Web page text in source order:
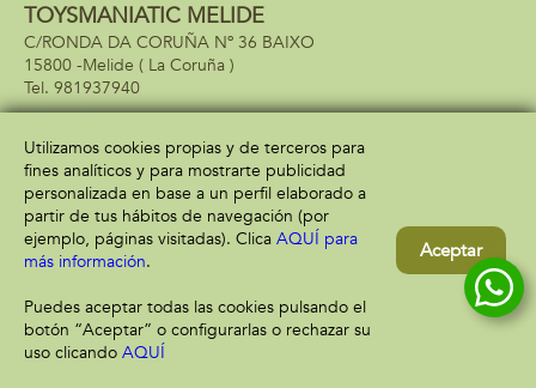
Filtrar
TOYSMANIATIC MELIDE
C/RONDA DA CORUÑA Nº 36 BAIXO
15800 -Melide ( La Coruña )
981937940
Información
Aviso legal
Política de privacidad
Política de cookies
Atención al cliente
Envío y devolución
Utilizamos cookies propias y de terceros para
fines analíticos y para mostrarte publicidad
personalizada en base a un perfil elaborado a
partir de tus hábitos de navegación (por
ejemplo, páginas visitadas). Clica AQUÍ para
más información.
Puedes aceptar todas las cookies pulsando el
botón “Aceptar” o configurarlas o rechazar su
uso clicando AQUÍ
Aceptar